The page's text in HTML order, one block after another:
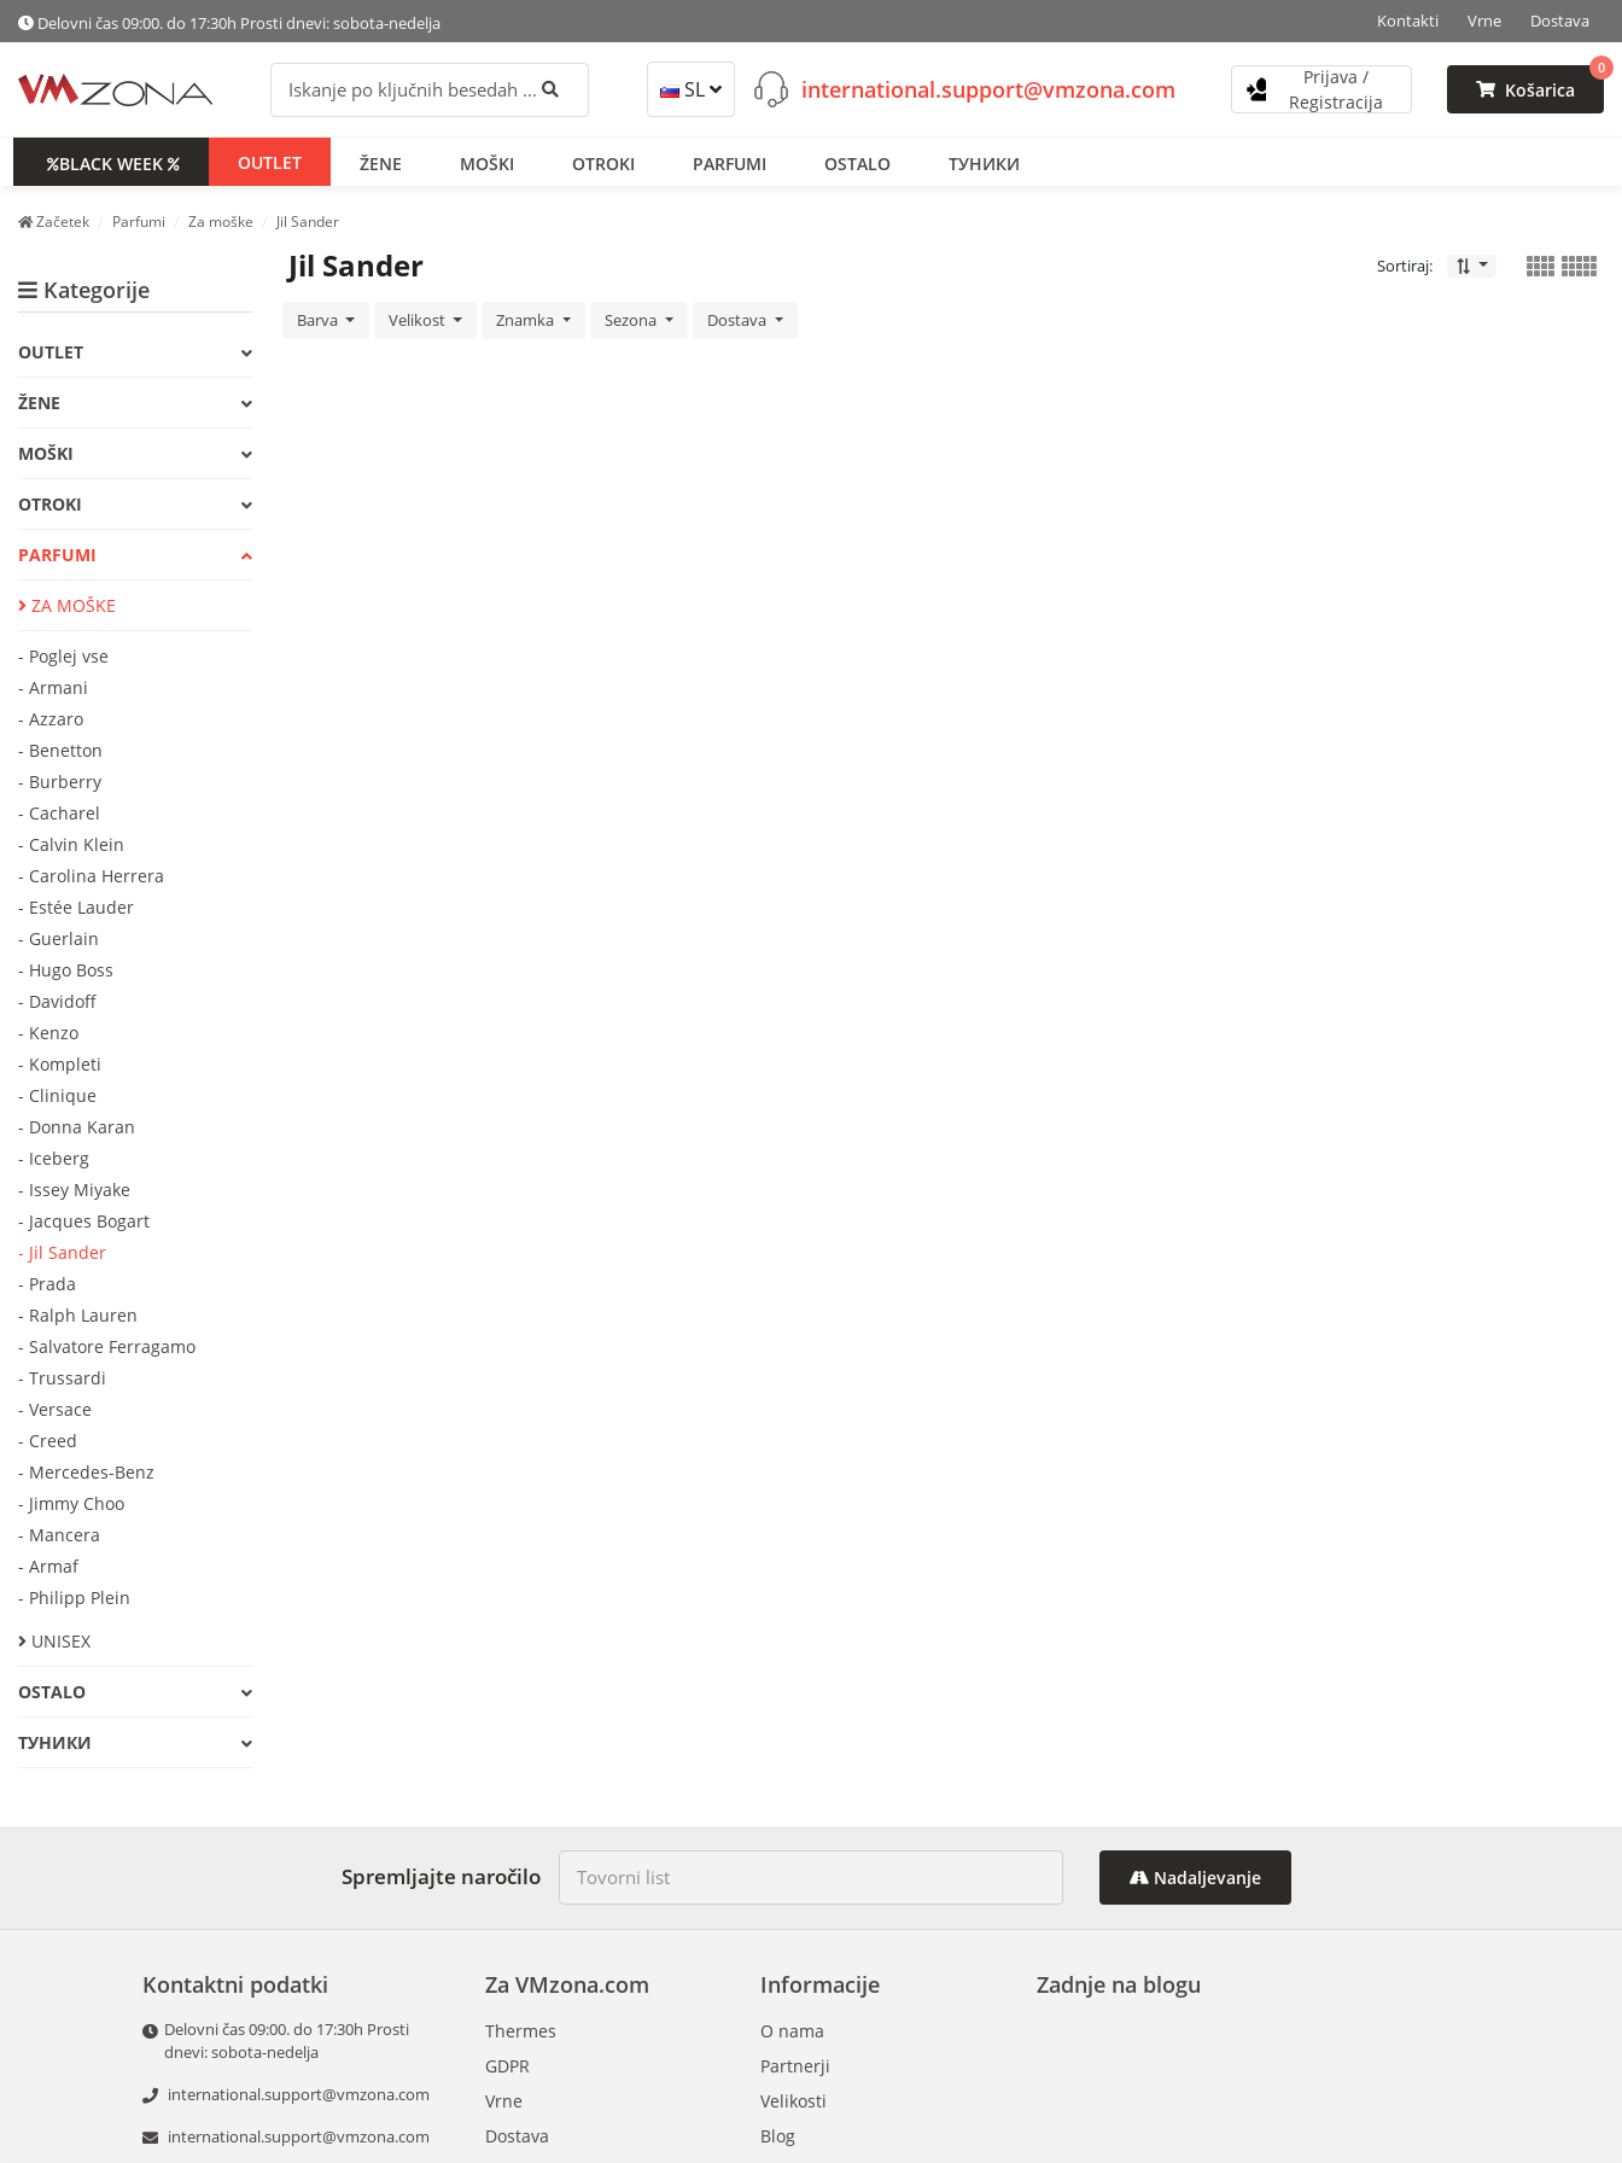
Delovni čas 09:00. do 17:30h Prosti dnevi: sobota-nedelja Kontakti Vrne Dostava
Išči SL international.support@vmzona.com
Prijava /
Registracija
Košarica
0
BLACK WEEK OUTLET ŽENE MOŠKI OTROKI PARFUMI OSTALO ТУНИКИ
Začetek Parfumi Za moške Jil Sander
Kategorije
OUTLET
ŽENE
MOŠKI
OTROKI
PARFUMI
ZA MOŠKE
- Poglej vse
- Armani
- Azzaro
- Benetton
- Burberry
- Cacharel
- Calvin Klein
- Carolina Herrera
- Estée Lauder
- Guerlain
- Hugo Boss
- Davidoff
- Kenzo
- Kompleti
- Clinique
- Donna Karan
- Iceberg
- Issey Miyake
- Jacques Bogart
- Jil Sander
- Prada
- Ralph Lauren
- Salvatore Ferragamo
- Trussardi
- Versace
- Creed
- Mercedes-Benz
- Jimmy Choo
- Mancera
- Armaf
- Philipp Plein
UNISEX
OSTALO
ТУНИКИ
Jil Sander Sortiraj:
Barva Velikost Znamka Sezona Dostava
Spremljajte naročilo Nadaljevanje
Kontaktni podatki
Delovni čas 09:00. do 17:30h Prosti
dnevi: sobota-nedelja
international.support@vmzona.com
international.support@vmzona.com
Informacije
O nama
Partnerji
Velikosti
Blog
Za VMzona.com
Thermes
GDPR
Vrne
Dostava
Zadnje na blogu